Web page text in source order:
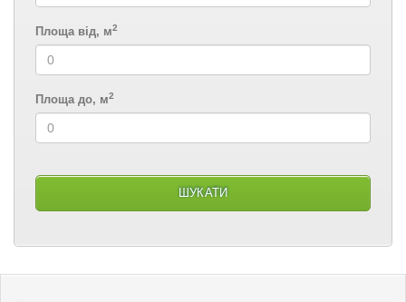
Площа від, м2
Площа до, м2